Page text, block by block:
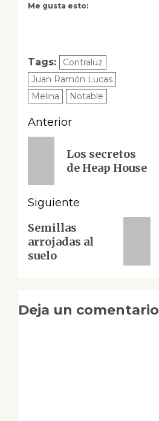
Me gusta esto:
Tags:
Contraluz
Juan Ramón Lucas
Melina
Notable
Navegación
entradas
Anterior
anterior:
Los secretos
de Heap House
Siguiente
Siguiente
entrada:
Semillas
arrojadas al
suelo
Deja un comentario